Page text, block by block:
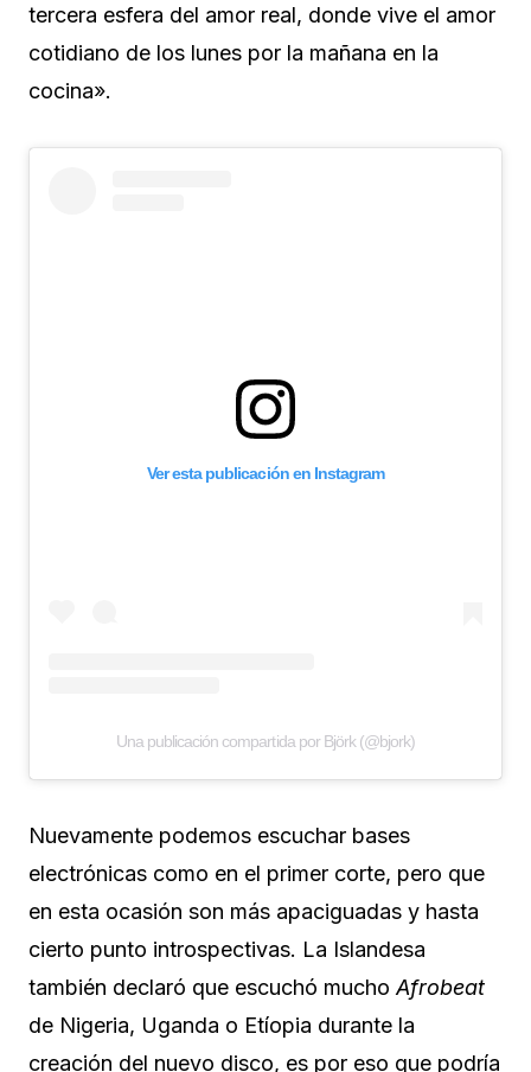
tercera esfera del amor real, donde vive el amor
cotidiano de los lunes por la mañana en la
cocina».
Ver esta publicación en Instagram
Una publicación compartida por Björk (@bjork)
Nuevamente podemos escuchar bases
electrónicas como en el primer corte, pero que
en esta ocasión son más apaciguadas y hasta
cierto punto introspectivas. La Islandesa
también declaró que escuchó mucho Afrobeat
de Nigeria, Uganda o Etíopia durante la
creación del nuevo disco, es por eso que podría